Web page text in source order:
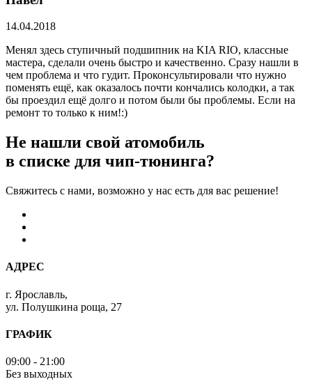
14.04.2018
Менял здесь ступичный подшипник на KIA RIO, классные
мастера, сделали очень быстро и качественно. Сразу нашли в
чем проблема и что гудит. Проконсультировали что нужно
поменять ещё, как оказалось почти кончались колодки, а так
бы проездил ещё долго и потом были бы проблемы. Если на
ремонт то только к ним!:)
Не нашли свой атомобиль
в списке для чип-тюнинга?
Свяжитесь с нами, возможно у нас есть для вас решение!
АДРЕС
г. Ярославль,
ул. Полушкина роща, 27
ГРАФИК
09:00 - 21:00
Без выходных